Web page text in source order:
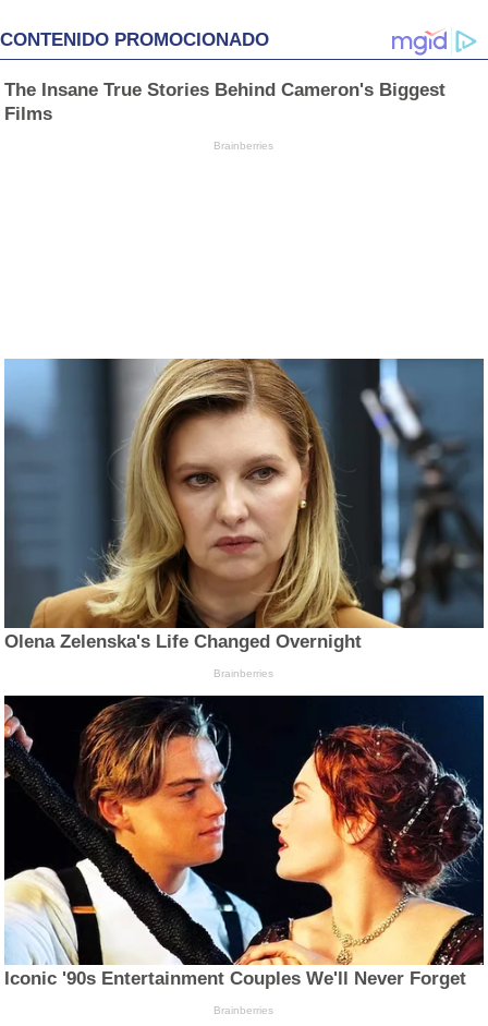
CONTENIDO PROMOCIONADO
The Insane True Stories Behind Cameron's Biggest
Films
Brainberries
Olena Zelenska's Life Changed Overnight
Brainberries
Iconic '90s Entertainment Couples We'll Never Forget
Brainberries